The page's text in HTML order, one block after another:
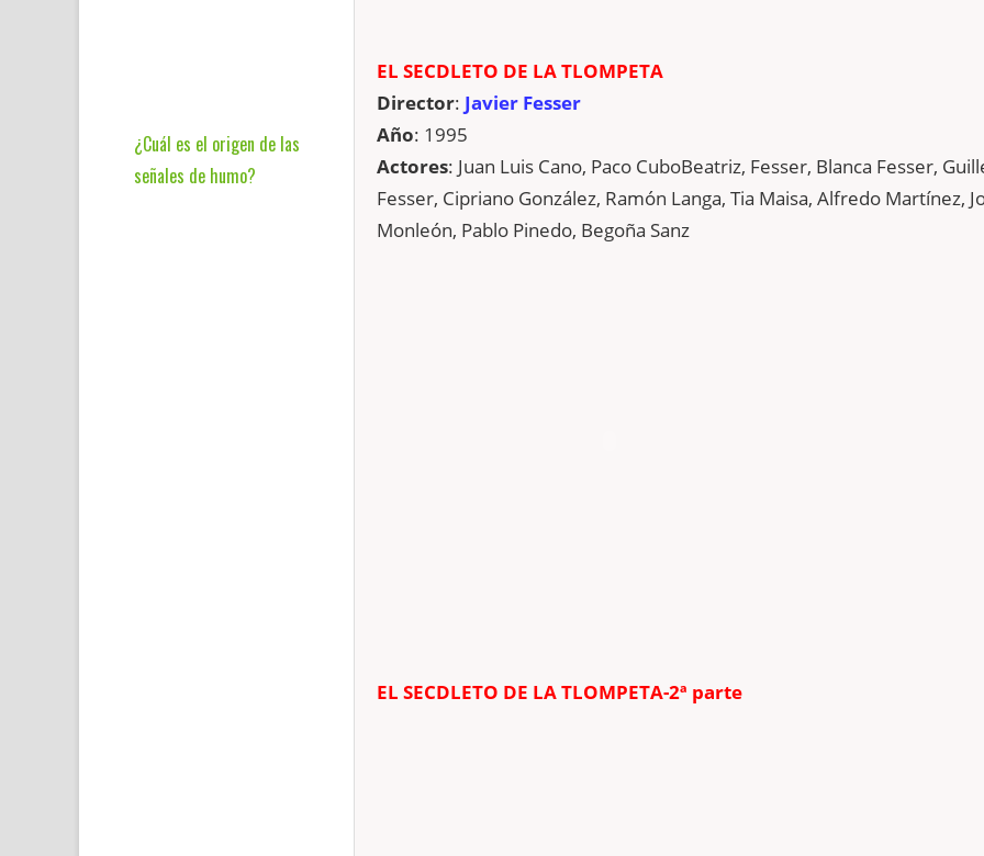
¿Cuál es el origen de las
señales de humo?
EL SECDLETO DE LA TLOMPETA
Director: Javier Fesser
Año: 1995
Actores: Juan Luis Cano, Paco CuboBeatriz, Fesser, Blanca Fesser,
Fesser, Cipriano González, Ramón Langa, Tia Maisa, Alfredo Martínez,
Monleón, Pablo Pinedo, Begoña Sanz
EL SECDLETO DE LA TLOMPETA-2ª parte